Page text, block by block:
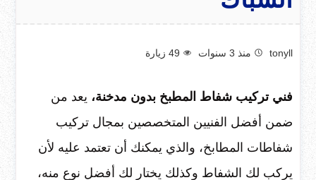
tonyll منذ 3 سنوات 49 زيارة
فني تركيب شفاط المطبخ بدون مدخنة، يعد من
ضمن أفضل الفنيين المتخصصين بمجال تركيب
شفاطات المطابخ، والذي يمكنك أن تعتمد عليه لأن
يركب لك الشفاط وكذلك يختار لك أفضل نوع منه،